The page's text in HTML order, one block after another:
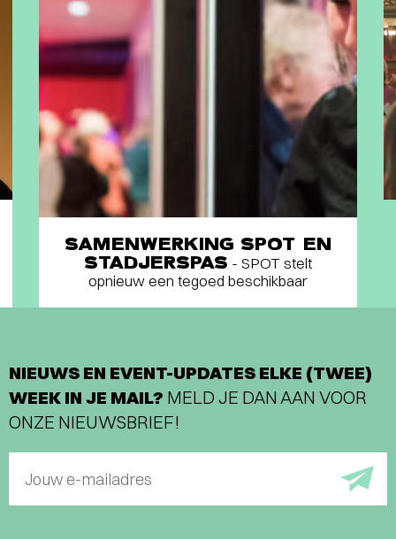
SAMENWERKING SPOT EN
STADJERSPAS - SPOT stelt
opnieuw een tegoed beschikbaar
NIEUWS EN EVENT-UPDATES ELKE (TWEE)
WEEK IN JE MAIL? MELD JE DAN AAN VOOR
ONZE NIEUWSBRIEF!
Jouw e-mailadres